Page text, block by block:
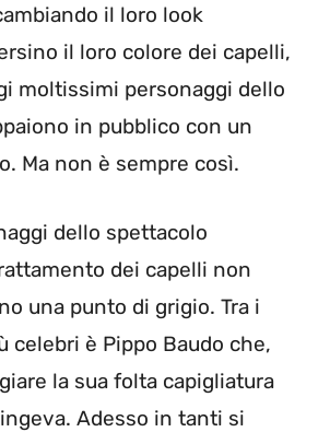
il loro look
il loro colore dei capelli,
moltissimi personaggi dello
in pubblico con un
Ma non è sempre così.
dello spettacolo
dei capelli non
una punto di grigio. Tra i
celebri è Pippo Baudo che,
la sua folta capigliatura
Adesso in tanti si